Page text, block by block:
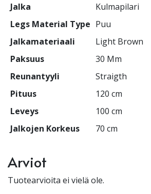
Jalka
Kulmapilari
Legs Material Type Puu
Jalkamateriaali
Light Brown
Paksuus
30 Mm
Reunantyyli
Straigth
Pituus
120 cm
Leveys
100 cm
Jalkojen Korkeus
70 cm
Arviot
Tuotearvioita ei vielä ole.